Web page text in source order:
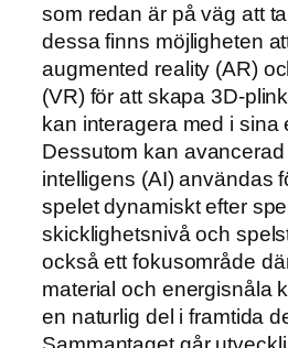
som redan är på väg att
dessa finns möjligheten
augmented reality (AR)
(VR) för att skapa 3D-
kan interagera med i sina
Dessutom kan avancerad
intelligens (AI) användas
spelet dynamiskt efter
skicklighetsnivå och
också ett fokusområde
material och energisnåla
en naturlig del i framtida